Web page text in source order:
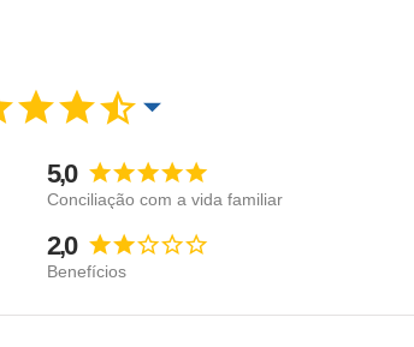
5,0
Conciliação com a vida familiar
2,0
Benefícios